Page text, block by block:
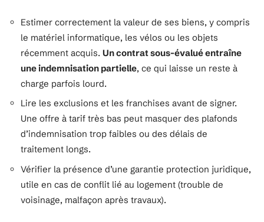
Estimer correctement la valeur de ses biens, y compris
le matériel informatique, les vélos ou les objets
récemment acquis. Un contrat sous-évalué entraîne
une indemnisation partielle, ce qui laisse un reste à
charge parfois lourd.
Lire les exclusions et les franchises avant de signer.
Une offre à tarif très bas peut masquer des plafonds
d’indemnisation trop faibles ou des délais de
traitement longs.
Vérifier la présence d’une garantie protection juridique,
utile en cas de conflit lié au logement (trouble de
voisinage, malfaçon après travaux).